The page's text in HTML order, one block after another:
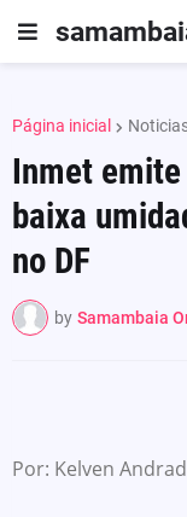
Página inicial
Inmet
baixa
no DF
by Samambaia
Por: Kelven